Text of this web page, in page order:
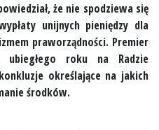
że nie spodziewa się
unijnych pieniędzy dla
praworządności. Premier
roku na Radzie
określające na jakich
środków.